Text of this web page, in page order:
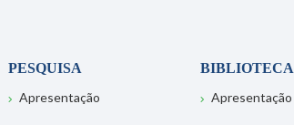
PESQUISA
Apresentação
BIBLIOTECA
Apresentação